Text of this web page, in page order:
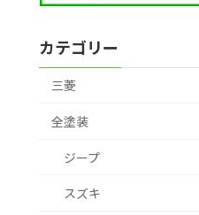
カテゴリー
三菱
全塗装
ジープ
スズキ